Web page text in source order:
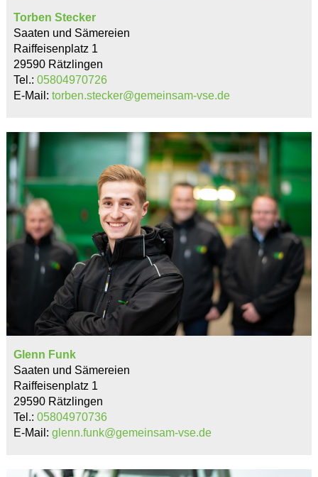
Torben Stecker
Saaten und Sämereien
Raiffeisenplatz 1
29590 Rätzlingen
Tel.: 05804970726
E-Mail: torben.stecker@gemeinsam-vse.de
Glenn Funk
Saaten und Sämereien
Raiffeisenplatz 1
29590 Rätzlingen
Tel.: 05804970736
E-Mail: glenn.funk@gemeinsam-vse.de